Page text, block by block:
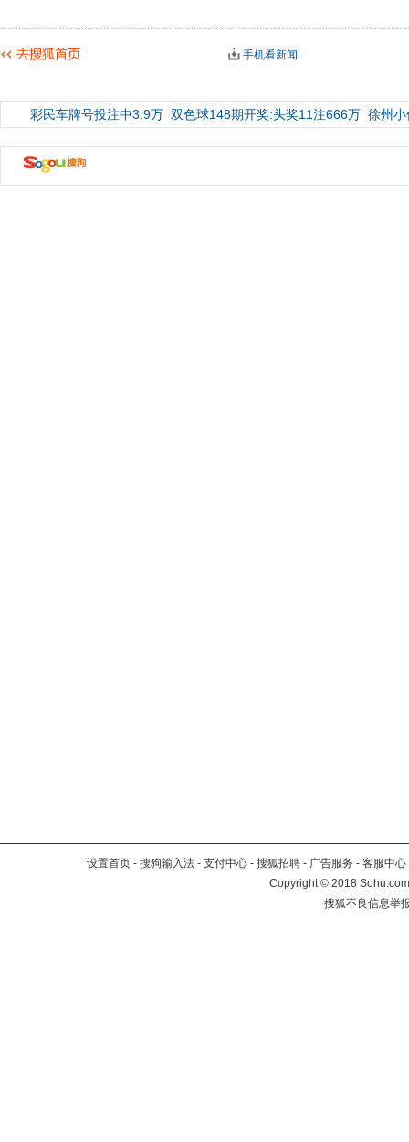
手机看新闻
彩民车牌号投注中3.9万 双色球148期开奖:头奖11注666万 徐州
设置首页 - 搜狗输入法 - 支付中心 - 搜狐招聘 - 广告服务 - 客服中心
Copyright©2018
搜狐不良信息举